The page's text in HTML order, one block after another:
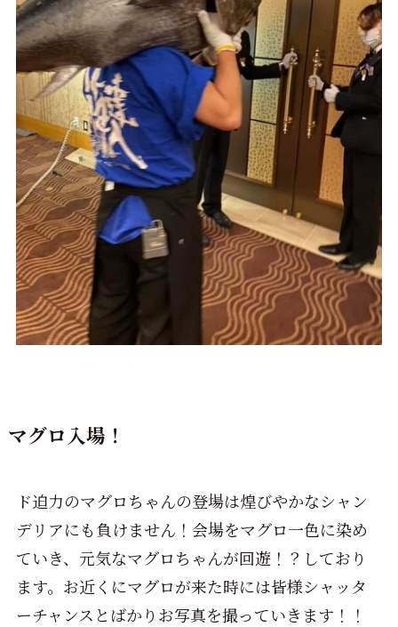
マグロ入場！
ド迫力のマグロちゃんの登場は煌びやかなシャン
デリアにも負けません！会場をマグロ一色に染め
ていき、元気なマグロちゃんが回遊！？しており
ます。お近くにマグロが来た時には皆様シャッタ
ーチャンスとばかりお写真を撮っていきます！！